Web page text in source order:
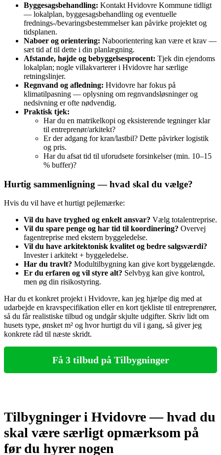
Byggesagsbehandling: Kontakt Hvidovre Kommune tidligt
— lokalplan, byggesagsbehandling og eventuelle
frednings‑/bevaringsbestemmelser kan påvirke projektet og
tidsplanen.
Naboer og orientering: Naboorientering kan være et krav —
sæt tid af til dette i din planlægning.
Afstande, højde og bebyggelsesprocent: Tjek din ejendoms
lokalplan; nogle villakvarterer i Hvidovre har særlige
retningslinjer.
Regnvand og afledning: Hvidovre har fokus på
klimatilpasning — oplysning om regnvandsløsninger og
nedsivning er ofte nødvendig.
Praktisk tjek:
Har du en matrikelkopi og eksisterende tegninger klar
til entreprenør/arkitekt?
Er der adgang for kran/lastbil? Dette påvirker logistik
og pris.
Har du afsat tid til uforudsete forsinkelser (min. 10–15
% buffer)?
Hurtig sammenligning — hvad skal du vælge?
Hvis du vil have et hurtigt pejlemærke:
Vil du have tryghed og enkelt ansvar? Vælg totalentreprise.
Vil du spare penge og har tid til koordinering? Overvej
fagentreprise med ekstern byggeledelse.
Vil du have arkitektonisk kvalitet og bedre salgsværdi?
Invester i arkitekt + byggeledelse.
Har du travlt? Modultilbygning kan give kort byggelængde.
Er du erfaren og vil styre alt? Selvbyg kan give kontrol,
men øg din risikostyring.
Har du et konkret projekt i Hvidovre, kan jeg hjælpe dig med at
udarbejde en kravspecifikation eller en kort tjekliste til entreprenører,
så du får realistiske tilbud og undgår skjulte udgifter. Skriv lidt om
husets type, ønsket m² og hvor hurtigt du vil i gang, så giver jeg
konkrete råd til næste skridt.
Få 3 tilbud på Tilbygninger
Tilbygninger i Hvidovre — hvad du
skal være særligt opmærksom på
før du hyrer nogen